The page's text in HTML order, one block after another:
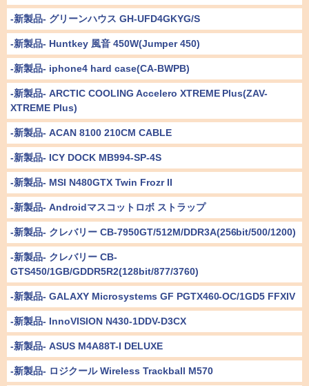
-新製品- グリーンハウス GH-UFD4GKYG/S
-新製品- Huntkey 風音 450W(Jumper 450)
-新製品- iphone4 hard case(CA-BWPB)
-新製品- ARCTIC COOLING Accelero XTREME Plus(ZAV-
XTREME Plus)
-新製品- ACAN 8100 210CM CABLE
-新製品- ICY DOCK MB994-SP-4S
-新製品- MSI N480GTX Twin Frozr II
-新製品- Androidマスコットロボ ストラップ
-新製品- クレバリー CB-7950GT/512M/DDR3A(256bit/500/1200)
-新製品- クレバリー CB-
GTS450/1GB/GDDR5R2(128bit/877/3760)
-新製品- GALAXY Microsystems GF PGTX460-OC/1GD5 FFXIV
-新製品- InnoVISION N430-1DDV-D3CX
-新製品- ASUS M4A88T-I DELUXE
-新製品- ロジクール Wireless Trackball M570